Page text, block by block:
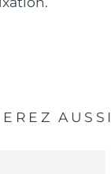
AUSSI